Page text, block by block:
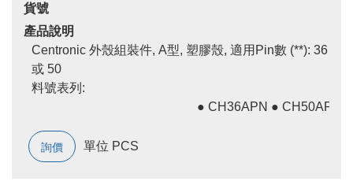
貨號
產品說明
Centronic 外殼組裝件, A型, 塑膠殼, 適用Pin數 (**): 36
或 50
料號表列:
● CH36APN ● CH50APN
詢價 單位 PCS